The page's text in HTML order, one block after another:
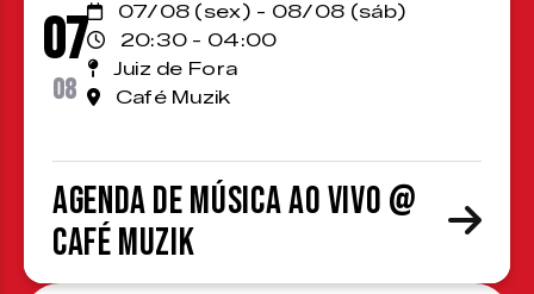
07
08
07/08 (sex) - 08/08 (sáb)
20:30 - 04:00
Juiz de Fora
Café Muzik
Agenda de Música ao Vivo @
Café Muzik